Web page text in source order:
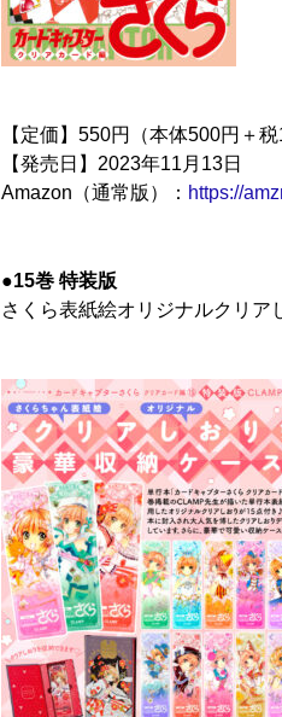
【定価】550円（本体500円＋税
【発売日】2023年11月13日
Amazon（通常版）： https://
●15巻 特装版
さくら表紙絵オリジナルクリ